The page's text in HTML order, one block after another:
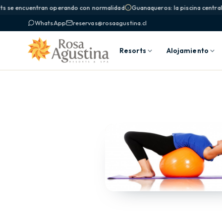
se encuentran operando con normalidad
Guanaqueros: la piscina central
WhatsApp
reservas@rosaagustina.cl
Resorts Alojamiento